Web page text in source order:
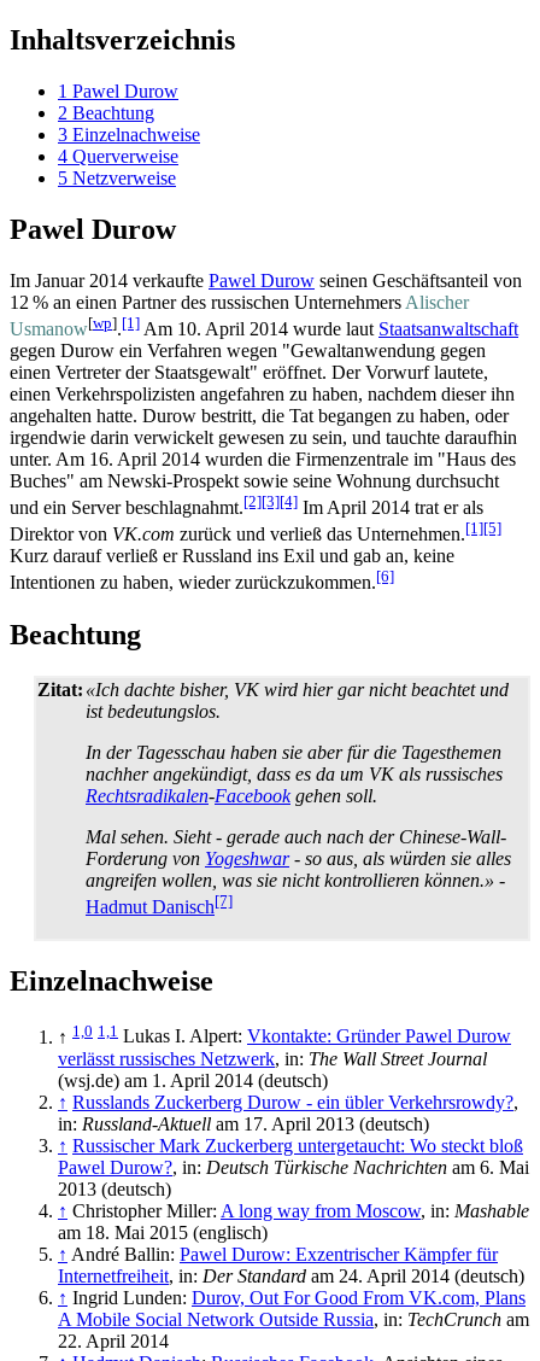
Inhaltsverzeichnis
1 Pawel Durow
2 Beachtung
3 Einzelnachweise
4 Querverweise
5 Netzverweise
Pawel Durow
Im Januar 2014 verkaufte Pawel Durow seinen Geschäftsanteil von
12 % an einen Partner des russischen Unternehmers Alischer
Usmanow[wp].[1] Am 10. April 2014 wurde laut Staatsanwaltschaft
gegen Durow ein Verfahren wegen "Gewalt­anwendung gegen
einen Vertreter der Staatsgewalt" eröffnet. Der Vorwurf lautete,
einen Verkehrs­polizisten angefahren zu haben, nachdem dieser ihn
angehalten hatte. Durow bestritt, die Tat begangen zu haben, oder
irgendwie darin verwickelt gewesen zu sein, und tauchte daraufhin
unter. Am 16. April 2014 wurden die Firmen­zentrale im "Haus des
Buches" am Newski-Prospekt sowie seine Wohnung durchsucht
und ein Server beschlag­nahmt.[2][3][4] Im April 2014 trat er als
Direktor von VK.com zurück und verließ das Unternehmen.[1][5]
Kurz darauf verließ er Russland ins Exil und gab an, keine
Intentionen zu haben, wieder zurück­zu­kommen.[6]
Beachtung
Zitat: «Ich dachte bisher, VK wird hier gar nicht beachtet und
ist bedeutungslos.
In der Tagesschau haben sie aber für die Tagesthemen
nachher angekündigt, dass es da um VK als russisches
Rechtsradikalen-Facebookgehen soll.
Mal sehen. Sieht - gerade auch nach der Chinese-Wall-
Forderung von Yogeshwar- so aus, als würden sie alles
angreifen wollen, was sie nicht kontrollieren können.» -
Hadmut Danisch[7]
Einzelnachweise
↑ 1,0 1,1 Lukas I. Alpert: Vkontakte: Gründer Pawel Durow
verlässt russisches Netzwerk, in: The Wall Street Journal
(wsj.de) am 1. April 2014 (deutsch)
↑ Russlands Zuckerberg Durow - ein übler Verkehrsrowdy?,
in: Russland-Aktuell am 17. April 2013 (deutsch)
↑ Russischer Mark Zuckerberg untergetaucht: Wo steckt bloß
Pawel Durow?, in: Deutsch Türkische Nachrichten am 6. Mai
2013 (deutsch)
↑ Christopher Miller: A long way from Moscow, in: Mashable
am 18. Mai 2015 (englisch)
↑ André Ballin: Pawel Durow: Exzentrischer Kämpfer für
Internetfreiheit, in: Der Standard am 24. April 2014 (deutsch)
↑ Ingrid Lunden: Durov, Out For Good From VK.com, Plans
A Mobile Social Network Outside Russia, in: TechCrunch am
22. April 2014